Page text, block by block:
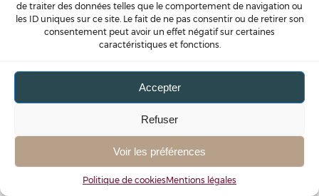
de traiter des données telles que le comportement de navigation ou
les ID uniques sur ce site. Le fait de ne pas consentir ou de retirer son
consentement peut avoir un effet négatif sur certaines
caractéristiques et fonctions.
Accepter
Refuser
Voir les préférences
Politique de cookiesMentions légales